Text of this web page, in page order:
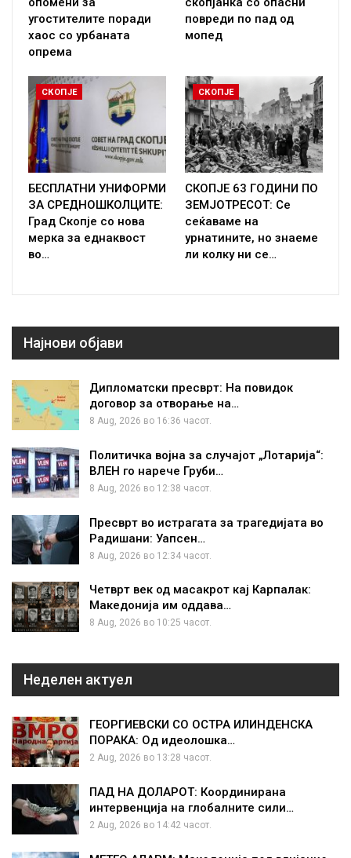
угостителите поради
хаос со урбаната
опрема
повреди по пад од
мопед
СКОПЈЕ
БЕСПЛАТНИ УНИФОРМИ
ЗА СРЕДНОШКОЛЦИТЕ:
Град Скопје со нова
мерка за еднаквост
во…
СКОПЈЕ
СКОПЈЕ 63 ГОДИНИ ПО
ЗЕМЈОТРЕСОТ: Се
сеќаваме на
урнатините, но знаеме
ли колку ни се…
Најнови објави
Дипломатски пресврт: На повидок
договор за отворање на…
8 Aug, 2026 во 16:36 часот.
Политичка војна за случајот „Лотарија“:
ВЛЕН го нарече Груби…
8 Aug, 2026 во 12:38 часот.
Пресврт во истрагата за трагедијата во
Радишани: Уапсен…
8 Aug, 2026 во 12:34 часот.
Четврт век од масакрот кај Карпалак:
Македонија им оддава…
8 Aug, 2026 во 10:25 часот.
Неделен актуел
ГЕОРГИЕВСКИ СО ОСТРА ИЛИНДЕНСКА
ПОРАКА: Од идеолошка…
2 Aug, 2026 во 13:28 часот.
ПАД НА ДОЛАРОТ: Координирана
интервенција на глобалните сили…
2 Aug, 2026 во 14:42 часот.